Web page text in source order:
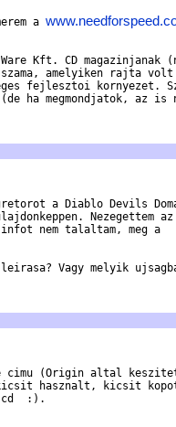
a
Kft. CD magazinjanak
amelyiken rajta
fejlesztoi kornyezet.
ha megmondjatok, az is
a Diablo Devils
Nezegettem
nem talaltam, meg a
Vagy melyik
(Origin altal
kicsit hasznalt, kicsit
cd  :).